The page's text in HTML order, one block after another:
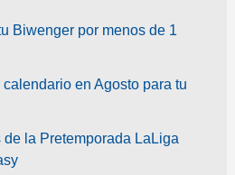
Biwenger por menos de 1
en Agosto para tu
la Pretemporada LaLiga